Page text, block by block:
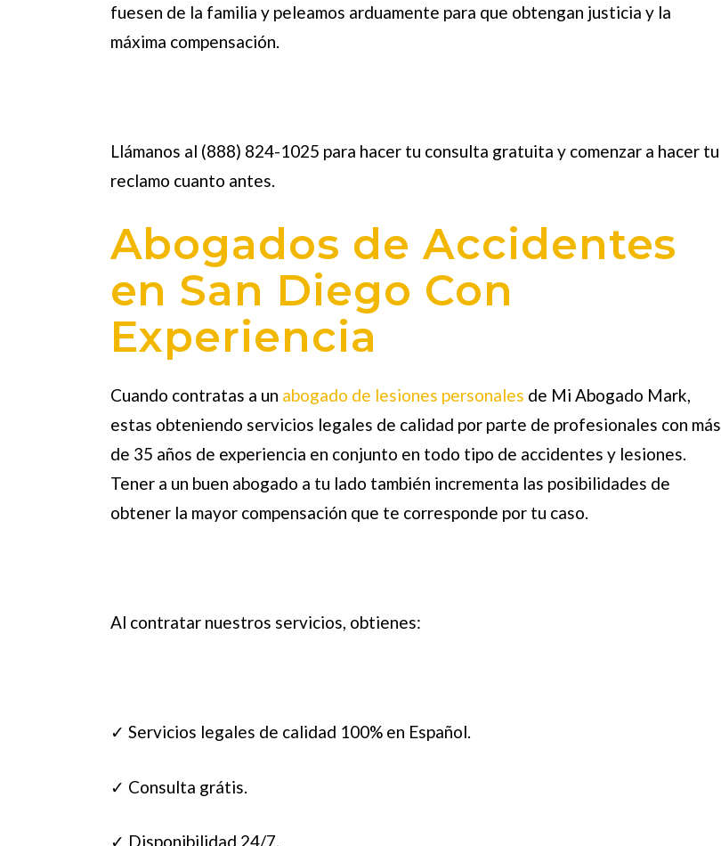
fuesen de la familia y peleamos arduamente para que obtengan justicia y la
máxima compensación.
Llámanos al (888) 824-1025 para hacer tu consulta gratuita y comenzar a hacer tu
reclamo cuanto antes.
Abogados de Accidentes
en San Diego Con
Experiencia
Cuando contratas a un abogado de lesiones personales de Mi Abogado Mark,
estas obteniendo servicios legales de calidad por parte de profesionales con más
de 35 años de experiencia en conjunto en todo tipo de accidentes y lesiones.
Tener a un buen abogado a tu lado también incrementa las posibilidades de
obtener la mayor compensación que te corresponde por tu caso.
Al contratar nuestros servicios, obtienes:
✓ Servicios legales de calidad 100% en Español.
✓ Consulta grátis.
✓ Disponibilidad 24/7.